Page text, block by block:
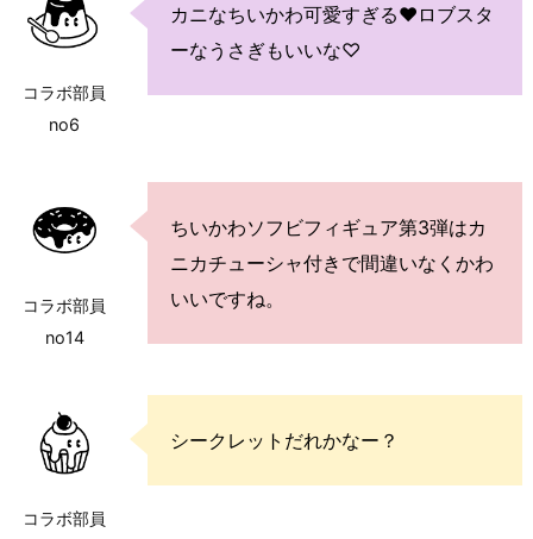
コラボ部員
no6
カニなちいかわ可愛すぎる♥ロブスタ
ーなうさぎもいいな♡
コラボ部員
no14
ちいかわソフビフィギュア第3弾はカ
ニカチューシャ付きで間違いなくかわ
いいですね。
コラボ部員
シークレットだれかなー？